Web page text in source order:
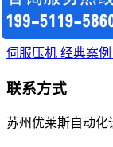
网站导航
伺服压机 经典案例
联系方式
苏州优莱斯自动化